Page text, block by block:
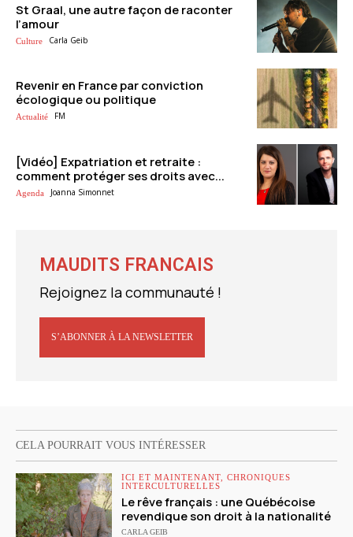
St Graal, une autre façon de raconter
l’amour
Culture Carla Geib
Revenir en France par conviction
écologique ou politique
Actualité FM
[Vidéo] Expatriation et retraite :
comment protéger ses droits avec...
Agenda Joanna Simonnet
MAUDITS FRANCAIS
Rejoignez la communauté !
S’ABONNER À LA NEWSLETTER
CELA POURRAIT VOUS INTÉRESSER
ICI ET MAINTENANT, CHRONIQUES
INTERCULTURELLES
Le rêve français : une Québécoise
revendique son droit à la nationalité
CARLA GEIB